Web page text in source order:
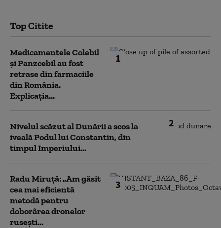
Top Citite
1
Medicamentele Colebil
și Panzcebil au fost
retrase din farmaciile
din România.
Explicația...
2
Nivelul scăzut al Dunării a scos la
iveală Podul lui Constantin, din
timpul Imperiului...
3
Radu Miruță: „Am găsit
cea mai eficientă
metodă pentru
doborârea dronelor
rusești...